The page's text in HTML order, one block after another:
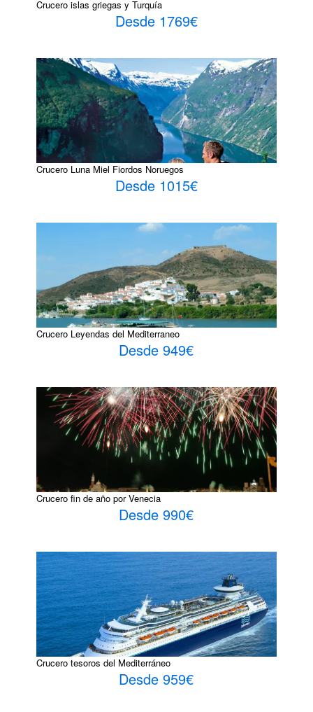
Crucero islas griegas y Turquía
Desde 1769€
Crucero Luna Miel Fiordos Noruegos
Desde 1015€
Crucero Leyendas del Mediterraneo
Desde 949€
Crucero fin de año por Venecia
Desde 990€
Crucero tesoros del Mediterráneo
Desde 959€